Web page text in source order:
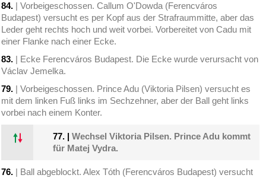
84. | Vorbeigeschossen. Callum O'Dowda (Ferencváros
Budapest) versucht es per Kopf aus der Strafraummitte, aber das
Leder geht rechts hoch und weit vorbei. Vorbereitet von Cadu mit
einer Flanke nach einer Ecke.
83. | Ecke Ferencváros Budapest. Die Ecke wurde verursacht von
Václav Jemelka.
79. | Vorbeigeschossen. Prince Adu (Viktoria Pilsen) versucht es
mit dem linken Fuß links im Sechzehner, aber der Ball geht links
vorbei nach einem Konter.
77. |Wechsel Viktoria Pilsen. Prince Adu kommt
für Matej Vydra.
76. | Ball abgeblockt. Alex Tóth (Ferencváros Budapest) versucht